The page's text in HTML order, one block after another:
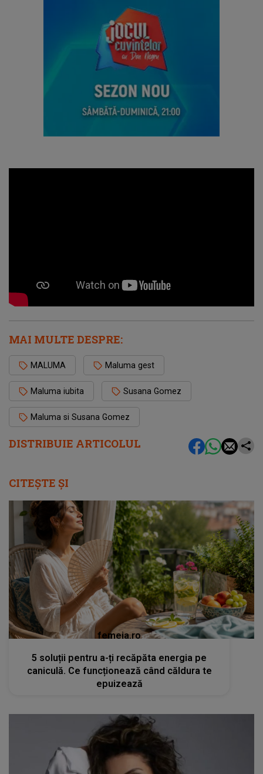
DISTRIBUIE ARTICOLUL
MAI MULTE DESPRE:
MALUMA Maluma gest
Maluma iubita Susana Gomez
Maluma si Susana Gomez
CITEȘTE ȘI
femeia.ro
5 soluții pentru a-ți recăpăta energia pe
caniculă. Ce funcționează când căldura te
epuizează